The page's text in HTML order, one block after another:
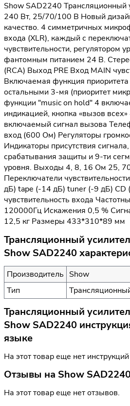
Show SAD2240 Трансляционный
240 Вт, 25/70/100 В Новый
качество. 4 симметричных
входа (XLR), каждый с
чувствительности, регулятором
фантомным питанием 24 В.
(RCA) Выход PRE Вход MAIN
Включаемая функция
остальными 3-мя (приоритет
функции "music on hold" 4
индикацией, кнопка «вызов
включаемый сигнал вызова
вход (600 Ом) Регуляторы
Индикаторы присутствия
срабатывания защиты и 9-ти
уровня. Выходы 4, 8, 16 Ом 25,
Переключатели
дБ) tape (-14 дБ) tuner (-9 дБ) CD
чувствительность входа
120000Гц Искажения 0,5 %
12,5 кг Размеры 433*310*89 мм
Трансляционный
Show SAD2240
Производитель Show
Тип
Трансляционный
Show SAD2240
языке
На этот товар еще нет инструкций
Отзывы на Show
На этот товар еще нет отзывов.